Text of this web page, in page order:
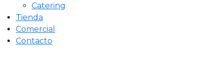
Catering
Tienda
Comercial
Contacto